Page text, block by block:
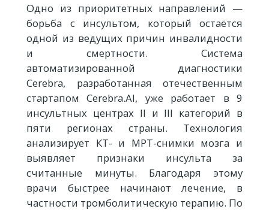
Одно из приоритетных направлений —
борьба с инсультом, который остаётся
одной из ведущих причин инвалидности
и смертности. Система
автоматизированной диагностики
Cerebra, разработанная отечественным
стартапом Cerebra.AI, уже работает в 9
инсультных центрах II и III категорий в
пяти регионах страны. Технология
анализирует КТ- и МРТ-снимки мозга и
выявляет признаки инсульта за
считанные минуты. Благодаря этому
врачи быстрее начинают лечение, в
частности тромболитическую терапию. По